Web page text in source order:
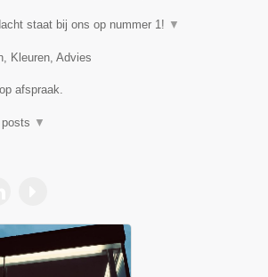
staat bij ons op nummer 1! ▼
Kleuren, Advies
afspraak.
▼